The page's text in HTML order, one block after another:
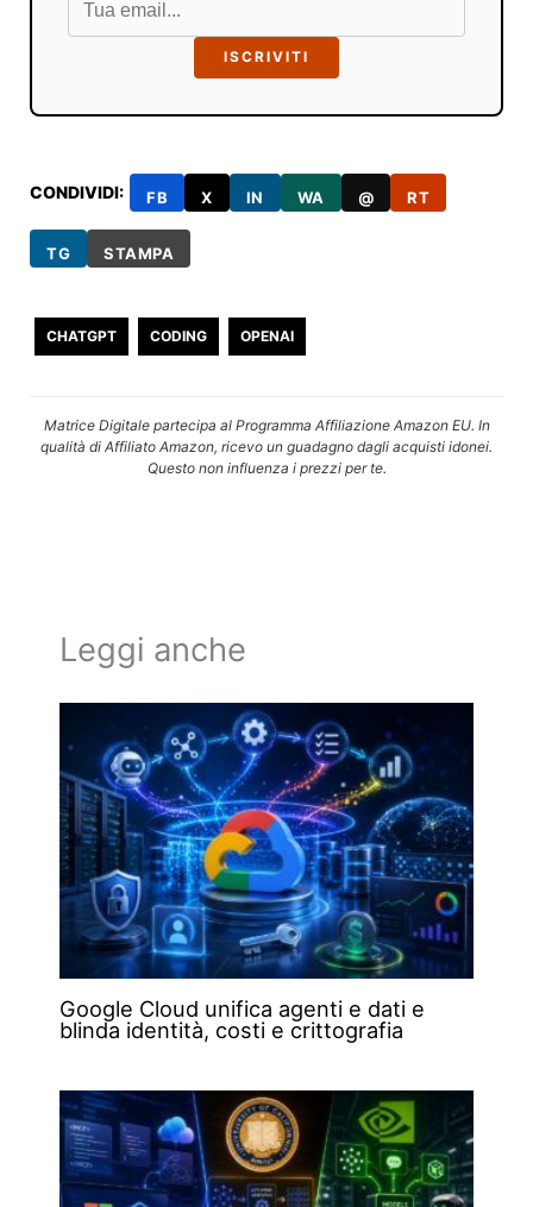
ISCRIVITI
CONDIVIDI: FB X IN WA @ RT
TG STAMPA
CHATGPT CODING OPENAI
Matrice Digitale partecipa al Programma Affiliazione Amazon EU. In
qualità di Affiliato Amazon, ricevo un guadagno dagli acquisti idonei.
Questo non influenza i prezzi per te.
Leggi anche
Google Cloud unifica agenti e dati e
blinda identità, costi e crittografia